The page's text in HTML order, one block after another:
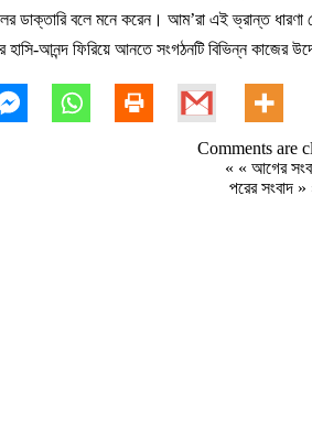
ডাক্তারি বলে মনে করেন। আম’রা এই ভ্রান্ত ধারণা
হাসি-আনন্দ ফিরিয়ে আনতে সংগঠনটি বিভিন্ন কাজের
Comments are
« « আগের
পরের সংবাদ »